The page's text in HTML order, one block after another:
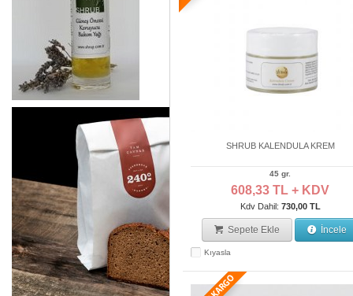
SHRUB KALENDULA KREM
45 gr.
608,33 TL + KDV
Kdv Dahil: 730,00 TL
Sepete Ekle İncele
Kıyasla